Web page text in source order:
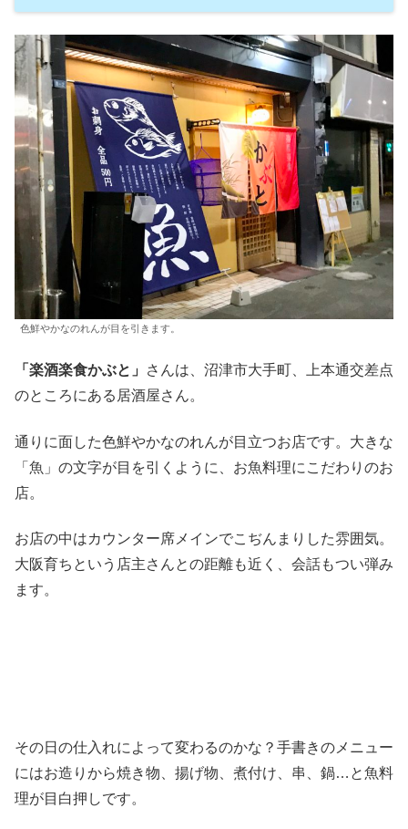
色鮮やかなのれんが目を引きます。
「楽酒楽食かぶと」
さんは、沼津市大手町、上本通交差点
のところにある居酒屋さん。
通りに面した色鮮やかなのれんが目立つお店です。大きな
「魚」の文字が目を引くように、お魚料理にこだわりのお
店。
お店の中はカウンター席メインでこぢんまりした雰囲気。
大阪育ちという店主さんとの距離も近く、会話もつい弾み
ます。
その日の仕入れによって変わるのかな？手書きのメニュー
にはお造りから焼き物、揚げ物、煮付け、串、鍋…と魚料
理が目白押しです。